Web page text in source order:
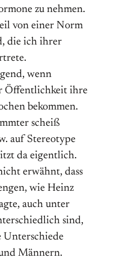
zu nehmen.
von einer Norm
die ich ihrer
wenn
Öffentlichkeit ihre
bekommen.
scheiß
auf Stereotype
da eigentlich.
erwähnt, dass
wie Heinz
auch unter
sind,
Unterschiede
Männern.